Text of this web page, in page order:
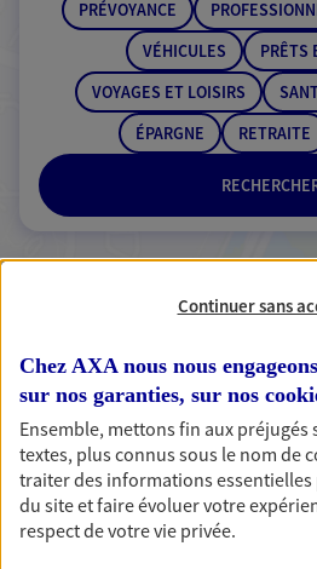
PRÉVOYANCE
VÉHICULES
PRÊTS
VOYAGES ET LOISIRS
ÉPARGNE
RETRAITE
2 résultats correspondent à
Liste
Christophe
Continuer sans
Chez AXA nous nous
sur nos garanties, sur nos
Ensemble, mettons fin aux préjugés
textes, plus connus sous le nom de
traiter des informations
du site et faire évoluer votre
respect de votre vie privée.